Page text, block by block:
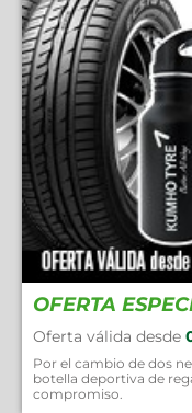
OFERTA
Oferta válida desde
Por el cambio de dos
botella deportiva de
compromiso.